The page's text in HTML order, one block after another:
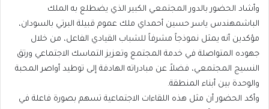
وأشاد الحضور بالدور المجتمعي الكبير الذي يضطلع به الملك
الباشمهندس ياسر حسين أحمداي ملك عموم قبيلة البرتي بالسودان،
مؤكدين أنه يمثل نموذجاً مشرفاً للشباب القيادي الفاعل، من خلال
جهوده المتواصلة في خدمة المجتمع وتعزيز التماسك الاجتماعي ورتق
النسيج المجتمعي، فضلاً عن مبادراته الهادفة إلى توطيد أواصر المحبة
والوحدة بين أبناء المنطقة.
وأكد الحضور أن مثل هذه اللقاءات الاجتماعية تسهم بصورة فاعلة في